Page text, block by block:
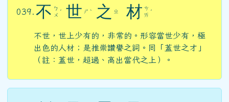
039. 不 ㄅ
ㄨ ˊ 世 ㄕ ˋ 之 ㄓ 材 ㄘ
ㄞ ˊ
不世，世上少有的，非常的。形容當世少有，極
出色的人材；是推崇讚譽之詞。同「蓋世之才」
（註：蓋世，超過、高出當代之上）。